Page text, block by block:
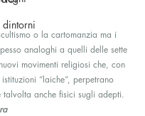
dintorni
stelle su 5.
o la cartomanzia ma i
analoghi a quelli delle sette
movimenti religiosi che, con
“laiche”, perpetrano
anche fisici sugli adepti.